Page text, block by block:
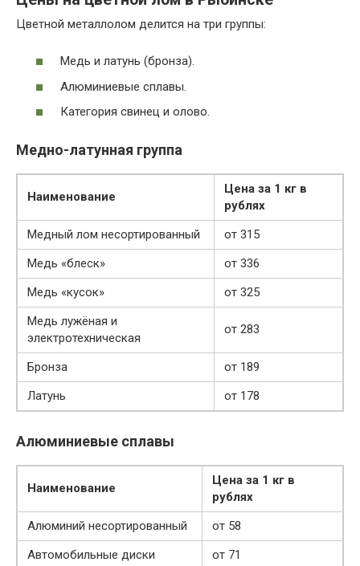
Цветной металлолом делится на три группы:
Медь и латунь (бронза).
Алюминиевые сплавы.
Категория свинец и олово.
Медно-латунная группа
Наименование
Цена за 1 кг в
рублях
Медный лом несортированный
от 315
Медь «блеск»
от 336
Медь «кусок»
от 325
Медь лужёная и
электротехническая
от 283
Бронза
от 189
Латунь
от 178
Алюминиевые сплавы
Наименование
Цена за 1 кг в
рублях
Алюминий несортированный
от 58
Автомобильные диски
от 71